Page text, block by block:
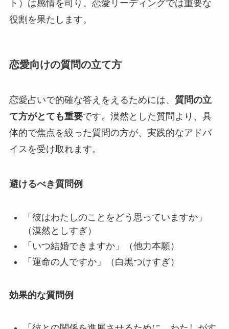
ト）は感情を司り、恋愛リーディングでは重要な
役割を果たします。
恋愛向けの質問の立て方
恋愛占いで的確な答えをえるためには、 質問の立
て方がとても重要です。漠然とした質問より、具
体的で焦点を絞った質問の方が、実践的なアドバ
イスを受け取れます。
避けるべき質問例
「彼はわたしのことをどう思っていますか」
（漠然としすぎ）
「いつ結婚できますか」（他力本願）
「運命の人ですか」（白黒つけすぎ）
効果的な質問例